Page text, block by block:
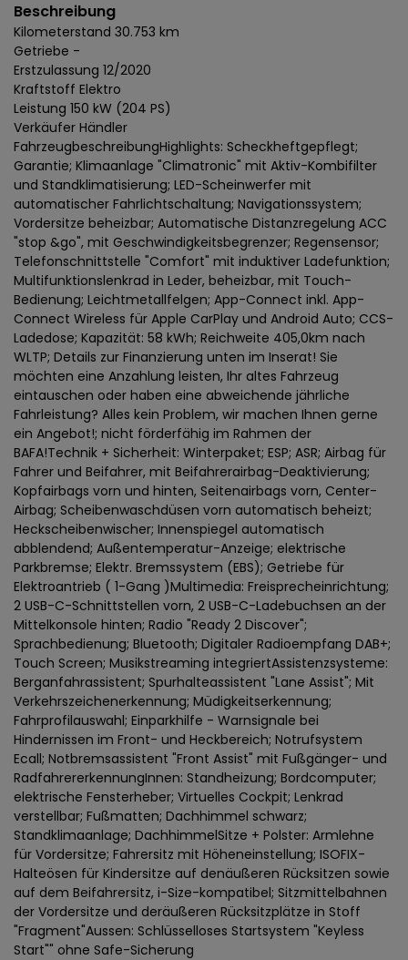
Beschreibung
Kilometerstand 30.753 km
Getriebe -
Erstzulassung 12/2020
Kraftstoff Elektro
Leistung 150 kW (204 PS)
Verkäufer Händler
FahrzeugbeschreibungHighlights: Scheckheftgepflegt;
Garantie; Klimaanlage "Climatronic" mit Aktiv-Kombifilter
und Standklimatisierung; LED-Scheinwerfer mit
automatischer Fahrlichtschaltung; Navigationssystem;
Vordersitze beheizbar; Automatische Distanzregelung ACC
"stop &go", mit Geschwindigkeitsbegrenzer; Regensensor;
Telefonschnittstelle "Comfort" mit induktiver Ladefunktion;
Multifunktionslenkrad in Leder, beheizbar, mit Touch-
Bedienung; Leichtmetallfelgen; App-Connect inkl. App-
Connect Wireless für Apple CarPlay und Android Auto; CCS-
Ladedose; Kapazität: 58 kWh; Reichweite 405,0km nach
WLTP; Details zur Finanzierung unten im Inserat! Sie
möchten eine Anzahlung leisten, Ihr altes Fahrzeug
eintauschen oder haben eine abweichende jährliche
Fahrleistung? Alles kein Problem, wir machen Ihnen gerne
ein Angebot!; nicht förderfähig im Rahmen der
BAFA!Technik + Sicherheit: Winterpaket; ESP; ASR; Airbag für
Fahrer und Beifahrer, mit Beifahrerairbag-Deaktivierung;
Kopfairbags vorn und hinten, Seitenairbags vorn, Center-
Airbag; Scheibenwaschdüsen vorn automatisch beheizt;
Heckscheibenwischer; Innenspiegel automatisch
abblendend; Außentemperatur-Anzeige; elektrische
Parkbremse; Elektr. Bremssystem (EBS); Getriebe für
Elektroantrieb ( 1-Gang )Multimedia: Freisprecheinrichtung;
2 USB-C-Schnittstellen vorn, 2 USB-C-Ladebuchsen an der
Mittelkonsole hinten; Radio "Ready 2 Discover";
Sprachbedienung; Bluetooth; Digitaler Radioempfang DAB+;
Touch Screen; Musikstreaming integriertAssistenzsysteme:
Berganfahrassistent; Spurhalteassistent "Lane Assist"; Mit
Verkehrszeichenerkennung; Müdigkeitserkennung;
Fahrprofilauswahl; Einparkhilfe - Warnsignale bei
Hindernissen im Front- und Heckbereich; Notrufsystem
Ecall; Notbremsassistent "Front Assist" mit Fußgänger- und
RadfahrererkennungInnen: Standheizung; Bordcomputer;
elektrische Fensterheber; Virtuelles Cockpit; Lenkrad
verstellbar; Fußmatten; Dachhimmel schwarz;
Standklimaanlage; DachhimmelSitze + Polster: Armlehne
für Vordersitze; Fahrersitz mit Höheneinstellung; ISOFIX-
Halteösen für Kindersitze auf denäußeren Rücksitzen sowie
auf dem Beifahrersitz, i-Size-kompatibel; Sitzmittelbahnen
der Vordersitze und deräußeren Rücksitzplätze in Stoff
"Fragment"Aussen: Schlüsselloses Startsystem "Keyless
Start"" ohne Safe-Sicherung